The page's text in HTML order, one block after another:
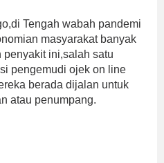
Tengah wabah pandemi
masyarakat banyak
ini,salah satu
pengemudi ojek on line
berada dijalan untuk
atau penumpang.